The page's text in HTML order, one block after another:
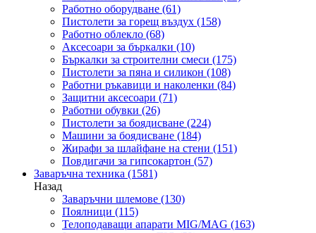
Работно оборудване (61)
Пистолети за горещ въздух (158)
Работно облекло (68)
Аксесоари за бъркалки (10)
Бъркалки за строителни смеси (175)
Пистолети за пяна и силикон (108)
Работни ръкавици и наколенки (84)
Защитни аксесоари (71)
Работни обувки (26)
Пистолети за боядисване (224)
Машини за боядисване (184)
Жирафи за шлайфане на стени (151)
Повдигачи за гипсокартон (57)
Заваръчна техника (1581)
Назад
Заваръчни шлемове (130)
Поялници (115)
Телоподаващи апарати MIG/MAG (163)